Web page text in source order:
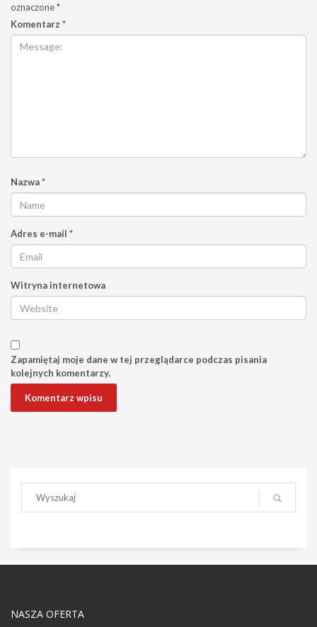
oznaczone*
Komentarz *
Nazwa*
Adres e-mail *
Witryna internetowa
Zapamiętaj moje dane w tej przeglądarce podczas pisania
kolejnych komentarzy.
NASZA OFERTA